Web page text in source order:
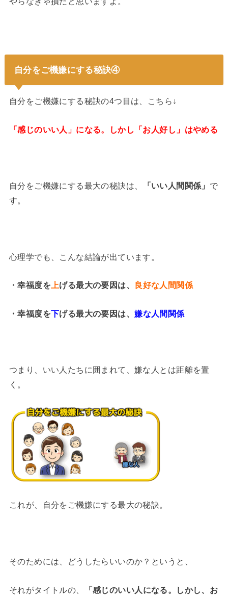
自分をご機嫌にする秘訣④
自分をご機嫌にする秘訣の4つ目は、こちら↓
「感じのいい人」になる。しかし「お人好し」はやめる
自分をご機嫌にする最大の秘訣は、 「いい人間関係」 で
す。
心理学でも、こんな結論が出ています。
・幸福度を 上げる最大の要因は、 良好な人間関係
・幸福度を下げる最大の要因は、嫌な人間関係
つまり、いい人たちに囲まれて、嫌な人とは距離を置
く。
これが、自分をご機嫌にする最大の秘訣。
そのためには、どうしたらいいのか？というと、
それがタイトルの、
「感じのいい人になる。しかし、お